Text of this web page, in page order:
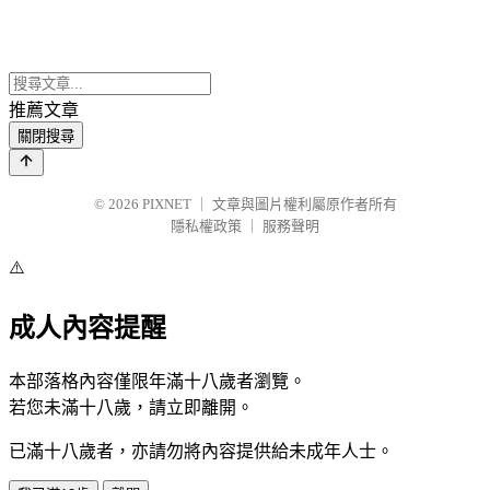
推薦文章
關閉搜尋
© 2026 PIXNET
文章與圖片權利屬原作者所有
隱私權政策
服務聲明
⚠️
成人內容提醒
本部落格內容僅限年滿十八歲者瀏覽。
若您未滿十八歲，請立即離開。
已滿十八歲者，亦請勿將內容提供給未成年人士。